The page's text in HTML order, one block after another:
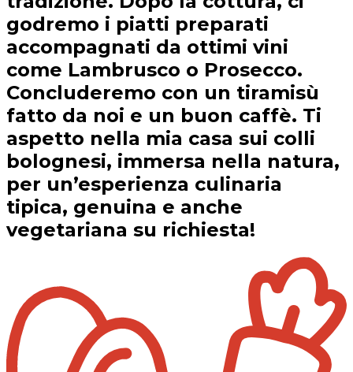
godremo i piatti preparati
accompagnati da ottimi vini
come Lambrusco o Prosecco.
Concluderemo con un tiramisù
fatto da noi e un buon caffè. Ti
aspetto nella mia casa sui colli
bolognesi, immersa nella natura,
per un’esperienza culinaria
tipica, genuina e anche
vegetariana su richiesta!